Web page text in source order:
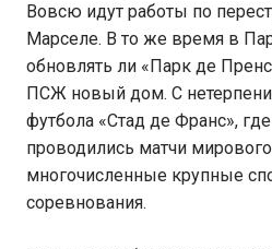
Вовсю идут работы по
Марселе. В то же время в
обновлять ли «Парк де
ПСЖ новый дом. С
футбола «Стад де Франс»,
проводились матчи
многочисленные крупные
соревнования.